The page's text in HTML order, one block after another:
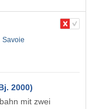
Savoie
2000)
mit zwei